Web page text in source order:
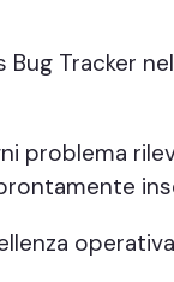
Tracker
problema